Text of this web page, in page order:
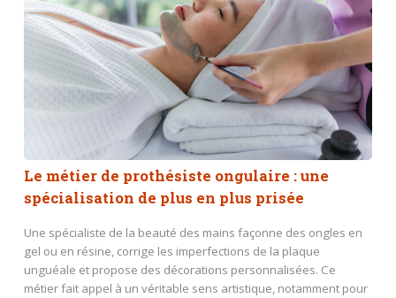
Le métier de prothésiste ongulaire : une
spécialisation de plus en plus prisée
Une spécialiste de la beauté des mains façonne des ongles en
gel ou en résine, corrige les imperfections de la plaque
unguéale et propose des décorations personnalisées. Ce
métier fait appel à un véritable sens artistique, notamment pour